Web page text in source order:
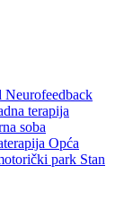
Neurofeedback
terapija
soba
Opća
park Stan